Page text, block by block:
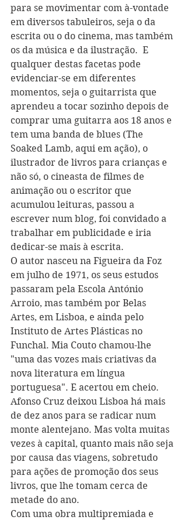
para se movimentar com à-vontade
em diversos tabuleiros, seja o da
escrita ou o do cinema, mas também
os da música e da ilustração.  E
qualquer destas facetas pode
evidenciar-se em diferentes
momentos, seja o guitarrista que
aprendeu a tocar sozinho depois de
comprar uma guitarra aos 18 anos e
tem uma banda de blues (The
Soaked Lamb, aqui em ação), o
ilustrador de livros para crianças e
não só, o cineasta de filmes de
animação ou o escritor que
acumulou leituras, passou a
escrever num blog, foi convidado a
trabalhar em publicidade e iria
dedicar-se mais à escrita.
O autor nasceu na Figueira da Foz
em julho de 1971, os seus estudos
passaram pela Escola António
Arroio, mas também por Belas
Artes, em Lisboa, e ainda pelo
Instituto de Artes Plásticas no
Funchal. Mia Couto chamou-lhe
"uma das vozes mais criativas da
nova literatura em língua
portuguesa". E acertou em cheio.
Afonso Cruz deixou Lisboa há mais
de dez anos para se radicar num
monte alentejano. Mas volta muitas
vezes à capital, quanto mais não seja
por causa das viagens, sobretudo
para ações de promoção dos seus
livros, que lhe tomam cerca de
metade do ano.
Com uma obra multipremiada e